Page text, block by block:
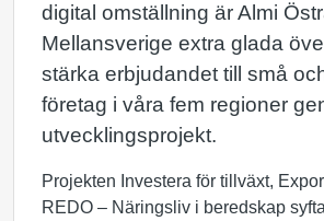
digital omställning är Almi
Mellansverige extra glada
stärka erbjudandet till små
företag i våra fem regioner
utvecklingsprojekt.
Projekten Investera för tillväxt,
REDO – Näringsliv i beredskap